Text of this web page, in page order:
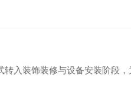
入装饰装修与设备安装阶段，